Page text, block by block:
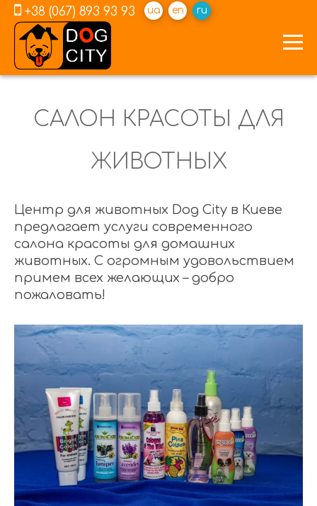
+38 (067) 893 93 93 ua en ru
САЛОН КРАСОТЫ ДЛЯ
ЖИВОТНЫХ
Центр для животных Dog City в Киеве
предлагает услуги современного
салона красоты для домашних
животных. С огромным удовольствием
примем всех желающих – добро
пожаловать!